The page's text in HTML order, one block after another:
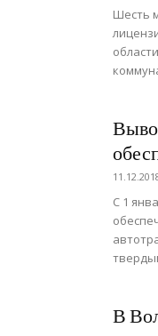
Шесть
С 1
В